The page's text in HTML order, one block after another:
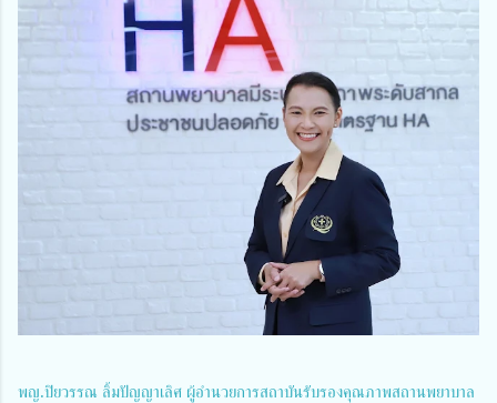
พญ.ปิยวรรณ ลิ้มปัญญาเลิศ ผู้อำนวยการสถาบันรับรองคุณภาพสถานพยาบาล